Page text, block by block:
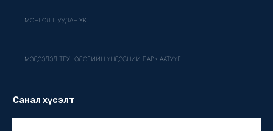
МОНГОЛ ШУУДАН ХК
МЭДЭЭЛЭЛ ТЕХНОЛОГИЙН ҮНДЭСНИЙ ПАРК ААТУҮГ
Санал хүсэлт